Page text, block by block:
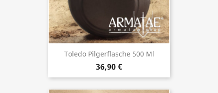
Toledo Pilgerflasche 500 Ml
36,90 €